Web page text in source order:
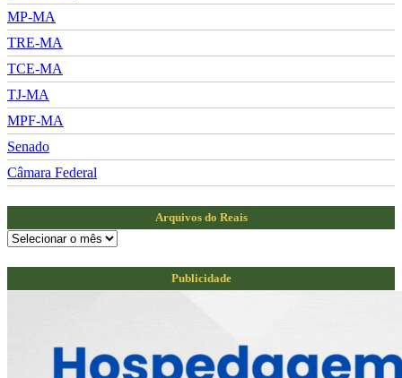
MP-MA
TRE-MA
TCE-MA
TJ-MA
MPF-MA
Senado
Câmara Federal
Arquivos do Reais
Arquivos
Reais
Publicidade